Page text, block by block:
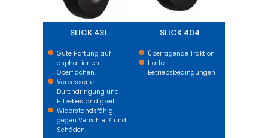
SLICK 431
Gute Haftung auf
asphaltierten
Oberflächen.
Verbesserte
Durchdringung und
Hitzebeständigkeit.
Widerstandsfähig
gegen Verschleiß und
Schäden.
SLICK 404
Überragende Traktion
Harte
Betriebsbedingungen